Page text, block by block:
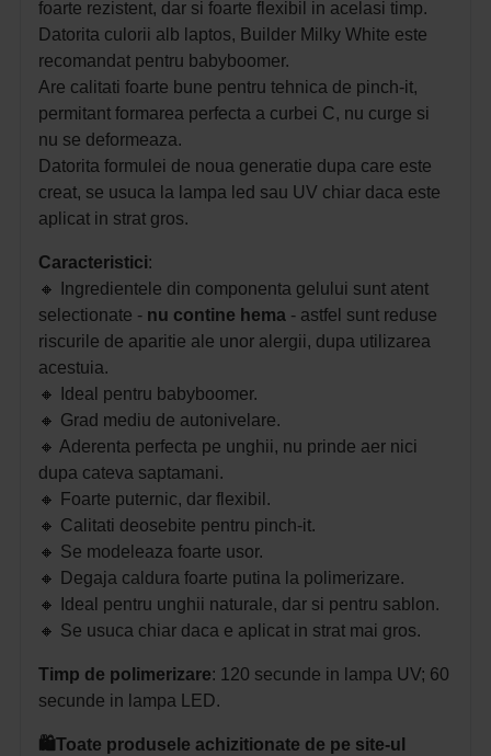
foarte rezistent, dar si foarte flexibil in acelasi timp.
Datorita culorii alb laptos, Builder Milky White este
recomandat pentru babyboomer.
Are calitati foarte bune pentru tehnica de pinch-it,
permitant formarea perfecta a curbei C, nu curge si
nu se deformeaza.
Datorita formulei de noua generatie dupa care este
creat, se usuca la lampa led sau UV chiar daca este
aplicat in strat gros.
Caracteristici:
🔸
Ingredientele din componenta gelului sunt atent
selectionate - nu contine hema - astfel sunt reduse
riscurile de aparitie ale unor alergii, dupa utilizarea
acestuia.
🔸
Ideal pentru babyboomer.
🔸 Grad mediu de autonivelare.
🔸 Aderenta perfecta pe unghii, nu prinde aer nici
dupa cateva saptamani.
🔸
Foarte puternic, dar flexibil.
🔸 Calitati deosebite pentru pinch-it.
🔸 Se modeleaza foarte usor.
🔸
Degaja caldura foarte putina la polimerizare.
🔸
Ideal pentru unghii naturale, dar si pentru sablon.
🔸 Se usuca chiar daca e aplicat in strat mai gros.
Timp de polimerizare: 120 secunde in lampa UV; 60
secunde in lampa LED.
🛍️Toate produsele achizitionate de pe site-ul